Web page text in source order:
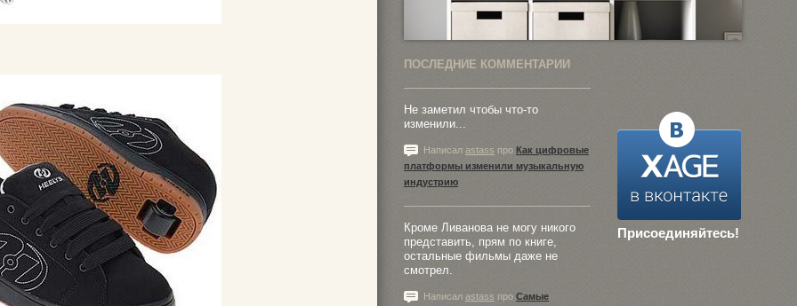
ПОСЛЕДНИЕ КОММЕНТАРИИ
Присоединяйтесь!
Не заметил чтобы что-то
изменили...
Написал astass про Как цифровые
платформы изменили музыкальную
индустрию
Кроме Ливанова не могу никого
представить, прям по книге,
остальные фильмы даже не
смотрел.
Написал astass про Самые